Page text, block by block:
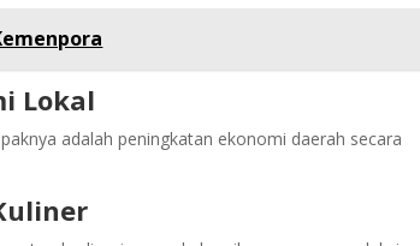
Lokal
adalah peningkatan ekonomi daerah secara